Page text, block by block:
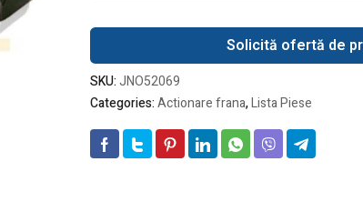
Solicită ofertă de
SKU:JNO52069
Categories:Actionare frana,Lista Piese